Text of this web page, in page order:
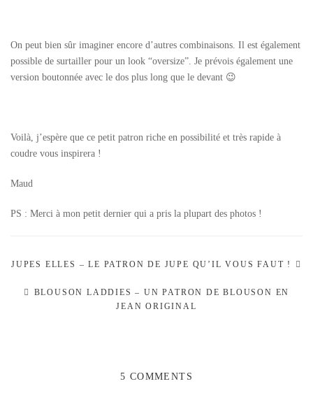
On peut bien sûr imaginer encore d’autres combinaisons. Il est également
possible de surtailler pour un look “oversize”. Je prévois également une
version boutonnée avec le dos plus long que le devant 😉
Voilà, j’espère que ce petit patron riche en possibilité et très rapide à
coudre vous inspirera !
Maud
PS : Merci à mon petit dernier qui a pris la plupart des photos !
JUPES ELLES – LE PATRON DE JUPE QU’IL VOUS FAUT !
BLOUSON LADDIES – UN PATRON DE BLOUSON EN
JEAN ORIGINAL
5 COMMENTS